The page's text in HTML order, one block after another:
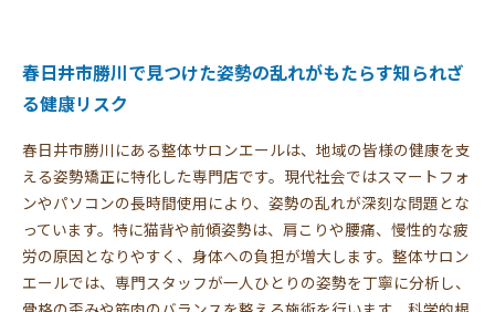
春日井市勝川で見つけた姿勢の乱れがもたらす知られざ
る健康リスク
春日井市勝川にある整体サロンエールは、地域の皆様の健康を支
える姿勢矯正に特化した専門店です。現代社会ではスマートフォ
ンやパソコンの長時間使用により、姿勢の乱れが深刻な問題とな
っています。特に猫背や前傾姿勢は、肩こりや腰痛、慢性的な疲
労の原因となりやすく、身体への負担が増大します。整体サロン
エールでは、専門スタッフが一人ひとりの姿勢を丁寧に分析し、